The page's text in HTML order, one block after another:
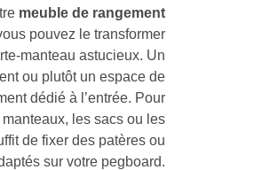
meuble de rangement
pouvez le transformer
manteau astucieux. Un
ou plutôt un espace de
dédié à l’entrée. Pour
les sacs ou les
de fixer des patères ou
sur votre pegboard.